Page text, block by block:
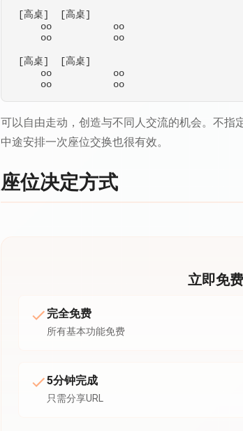
[高桌]  [高桌]
     oo           oo
     oo           oo
[高桌]  [高桌]
     oo           oo
可以自由走动，创造与不同人交流的机会。不指
中途安排一次座位交换也很有效。
座位决定方式
立即免
完全免费
所有基本功能免费
5分钟完成
只需分享URL